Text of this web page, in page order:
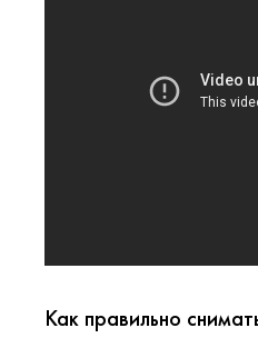
Как правильно